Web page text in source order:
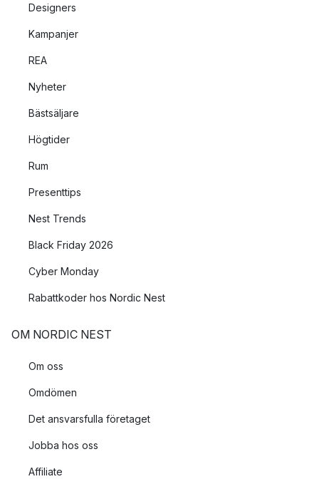
Designers
Kampanjer
REA
Nyheter
Bästsäljare
Högtider
Rum
Presenttips
Nest Trends
Black Friday 2026
Cyber Monday
Rabattkoder hos Nordic Nest
OM NORDIC NEST
Om oss
Omdömen
Det ansvarsfulla företaget
Jobba hos oss
Affiliate